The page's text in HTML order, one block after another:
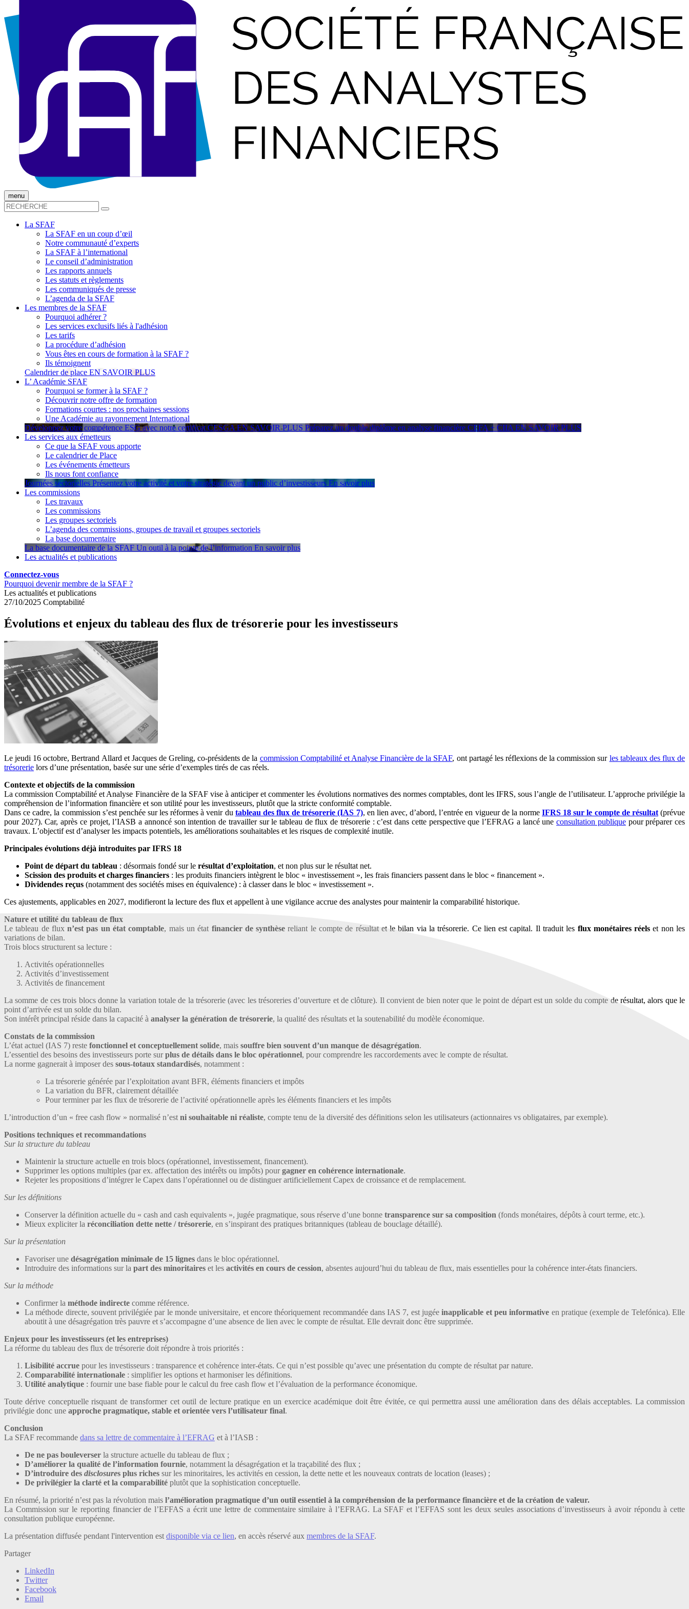
menu
La SFAF
La SFAF en un coup d’œil
Notre communauté d’experts
La SFAF à l’international
Le conseil d’administration
Les rapports annuels
Les statuts et règlements
Les communiqués de presse
L’agenda de la SFAF
Les membres de la SFAF
Pourquoi adhérer ?
Les services exclusifs liés à l'adhésion
Les tarifs
La procédure d’adhésion
Vous êtes en cours de formation à la SFAF ?
Ils témoignent
Calendrier de place EN SAVOIR PLUS
L’ Académie SFAF
Pourquoi se former à la SFAF ?
Découvrir notre offre de formation
Formations courtes : nos prochaines sessions
Une Académie au rayonnement International
Développez votre compétence ESG avec notre certificat CESGA EN SAVOIR PLUS Préparez un double diplôme en analyse financière CEFA + CIIA EN SAVOIR PLUS
Les services aux émetteurs
Ce que la SFAF vous apporte
Le calendrier de Place
Les événements émetteurs
Ils nous font confiance
Journées sectorielles Présentez votre activité et votre stratégie devant un public d’investisseurs En savoir plus
Les commissions
Les travaux
Les commissions
Les groupes sectoriels
L’agenda des commissions, groupes de travail et groupes sectoriels
La base documentaire
La base documentaire de la SFAF Un outil à la pointe de l’information En savoir plus
Les actualités et publications
Connectez-vous
Pourquoi devenir membre de la SFAF ?
Les actualités et publications
27/10/2025 Comptabilité
Évolutions et enjeux du tableau des flux de trésorerie pour les investisseurs
Le jeudi 16 octobre, Bertrand Allard et Jacques de Greling, co-présidents de la commission Comptabilité et Analyse Financière de la SFAF, ont partagé les réflexions de la commission sur les tableaux des flux de
trésorerie lors d’une présentation, basée sur une série d’exemples tirés de cas réels.
Contexte et objectifs de la commission
La commission Comptabilité et Analyse Financière de la SFAF vise à anticiper et commenter les évolutions normatives des normes comptables, dont les IFRS, sous l’angle de l’utilisateur. L’approche privilégie la
compréhension de l’information financière et son utilité pour les investisseurs, plutôt que la stricte conformité comptable.
Dans ce cadre, la commission s’est penchée sur les réformes à venir du tableau des flux de trésorerie (IAS 7), en lien avec, d’abord, l’entrée en vigueur de la normeIFRS 18 sur le compte de résultat(prévue
pour 2027). Car, après ce projet, l’IASB a annoncé son intention de travailler sur le tableau de flux de trésorerie : c’est dans cette perspective que l’EFRAG a lancé uneconsultation publiquepour préparer ces
travaux. L’objectif est d’analyser les impacts potentiels, les améliorations souhaitables et les risques de complexité inutile.
Principales évolutions déjà introduites par IFRS 18
Point de départ du tableau : désormais fondé sur le résultat d’exploitation, et non plus sur le résultat net.
Scission des produits et charges financiers : les produits financiers intègrent le bloc « investissement », les frais financiers passent dans le bloc « financement ».
Dividendes reçus (notamment des sociétés mises en équivalence) : à classer dans le bloc « investissement ».
Ces ajustements, applicables en 2027, modifieront la lecture des flux et appellent à une vigilance accrue des analystes pour maintenir la comparabilité historique.
Nature et utilité du tableau de flux
Le tableau de fluxn’est pas un état comptable, mais un état financier de synthèse reliant le compte de résultat et le bilan via la trésorerie. Ce lien est capital. Il traduit les flux monétaires réels et non les
variations de bilan.
Trois blocs structurent sa lecture :
Activités opérationnelles
Activités d’investissement
Activités de financement
La somme de ces trois blocs donne la variation totale de la trésorerie (avec les trésoreries d’ouverture et de clôture). Il convient de bien noter que le point de départ est un solde du compte de résultat, alors que le
point d’arrivée est un solde du bilan.
Son intérêt principal réside dans la capacité à analyser la génération de trésorerie, la qualité des résultats et la soutenabilité du modèle économique.
Constats de la commission
L’état actuel (IAS 7) reste fonctionnel et conceptuellement solide, mais souffre bien souvent d’un manque de désagrégation.
L’essentiel des besoins des investisseurs porte surplus de détails dans le bloc opérationnel, pour comprendre les raccordements avec le compte de résultat.
La norme gagnerait à imposer des sous-totaux standardisés, notamment :
La trésorerie générée par l’exploitation avant BFR, éléments financiers et impôts
La variation du BFR, clairement détaillée
Pour terminer par les flux de trésorerie de l’activité opérationnelle après les éléments financiers et les impôts
L’introduction d’un « free cash flow » normalisé n’est ni souhaitable ni réaliste, compte tenu de la diversité des définitions selon les utilisateurs (actionnaires vs obligataires, par exemple).
Positions techniques et recommandations
Sur la structure du tableau
Maintenir la structure actuelle en trois blocs (opérationnel, investissement, financement).
Supprimer les options multiples (par ex. affectation des intérêts ou impôts) pourgagner en cohérence internationale.
Rejeter les propositions d’intégrer le Capex dans l’opérationnel ou de distinguer artificiellement Capex de croissance et de remplacement.
Sur les définitions
Conserver la définition actuelle du « cash and cash equivalents », jugée pragmatique, sous réserve d’une bonne transparence sur sa composition (fonds monétaires, dépôts à court terme, etc.).
Mieux expliciter la réconciliation dette nette / trésorerie, en s’inspirant des pratiques britanniques (tableau de bouclage détaillé).
Sur la présentation
Favoriser une désagrégation minimale de 15 lignes dans le bloc opérationnel.
Introduire des informations sur la part des minoritaires et les activités en cours de cession, absentes aujourd’hui du tableau de flux, mais essentielles pour la cohérence inter-états financiers.
Sur la méthode
Confirmer la méthode indirecte comme référence.
La méthode directe, souvent privilégiée par le monde universitaire, et encore théoriquement recommandée dans IAS 7, est jugéeinapplicable et peu informative en pratique (exemple de Telefónica). Elle
aboutit à une désagrégation très pauvre et s’accompagne d’une absence de lien avec le compte de résultat. Elle devrait donc être supprimée.
Enjeux pour les investisseurs (et les entreprises)
La réforme du tableau des flux de trésorerie doit répondre à trois priorités :
Lisibilité accrue pour les investisseurs : transparence et cohérence inter-états. Ce qui n’est possible qu’avec une présentation du compte de résultat par nature.
Comparabilité internationale : simplifier les options et harmoniser les définitions.
Utilité analytique : fournir une base fiable pour le calcul du free cash flow et l’évaluation de la performance économique.
Toute dérive conceptuelle risquant de transformer cet outil de lecture pratique en un exercice académique doit être évitée, ce qui permettra aussi une amélioration dans des délais acceptables. La commission
privilégie donc une approche pragmatique, stable et orientée vers l’utilisateur final.
Conclusion
La SFAF recommande dans sa lettre de commentaire à l’EFRAG et à l’IASB :
De ne pas bouleverser la structure actuelle du tableau de flux ;
D’améliorer la qualité de l’information fournie, notamment la désagrégation et la traçabilité des flux ;
D’introduire des disclosures plus riches sur les minoritaires, les activités en cession, la dette nette et les nouveaux contrats de location (leases) ;
De privilégier la clarté et la comparabilité plutôt que la sophistication conceptuelle.
En résumé, la priorité n’est pas la révolution mais l’amélioration pragmatique d’un outil essentiel à la compréhension de la performance financière et de la création de valeur.
La Commission sur le reporting financier de l’EFFAS a écrit une lettre de commentaire similaire à l’EFRAG. La SFAF et l’EFFAS sont les deux seules associations d’investisseurs à avoir répondu à cette
consultation publique européenne.
La présentation diffusée pendant l'intervention est disponible via ce lien, en accès réservé aux membres de la SFAF.
Partager
LinkedIn
Twitter
Facebook
Email